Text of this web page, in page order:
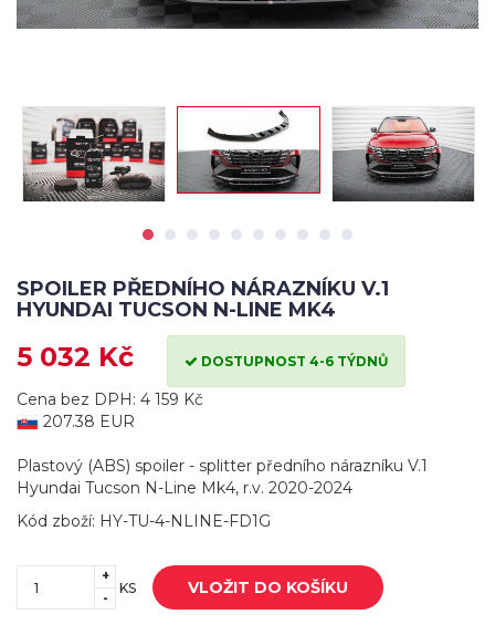
SPOILER PŘEDNÍHO NÁRAZNÍKU V.1
HYUNDAI TUCSON N-LINE MK4
5 032 Kč DOSTUPNOST 4-6 TÝDNŮ
Cena bez DPH: 4 159 Kč
207.38 EUR
Plastový (ABS) spoiler - splitter předního nárazníku V.1
Hyundai Tucson N-Line Mk4, r.v. 2020-2024
Kód zboží: HY-TU-4-NLINE-FD1G
+
-
KS VLOŽIT DO KOŠÍKU